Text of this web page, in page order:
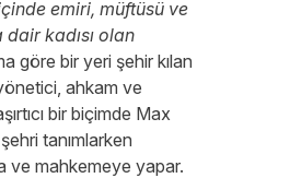
emiri, müftüsü ve
kadısı olan
göre bir yeri şehir kılan
ahkam ve
bir biçimde Max
tanımlarken
ve mahkemeye yapar.